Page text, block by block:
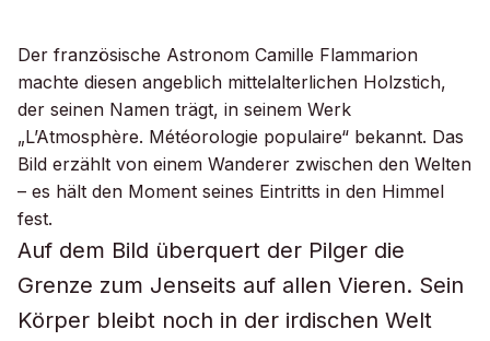
Der französische Astronom Camille Flammarion
machte diesen angeblich mittelalterlichen Holzstich,
der seinen Namen trägt, in seinem Werk
„L’Atmosphère. Météorologie populaire“ bekannt. Das
Bild erzählt von einem Wanderer zwischen den Welten
– es hält den Moment seines Eintritts in den Himmel
fest.
Auf dem Bild überquert der Pilger die
Grenze zum Jenseits auf allen Vieren. Sein
Körper bleibt noch in der irdischen Welt